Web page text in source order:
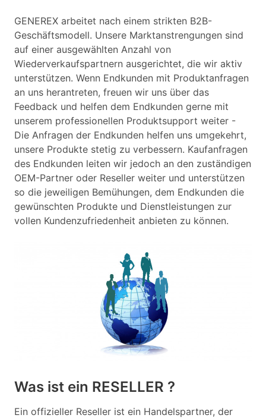
GENEREX arbeitet nach einem strikten B2B-
Geschäftsmodell. Unsere Marktanstrengungen sind
auf einer ausgewählten Anzahl von
Wiederverkaufspartnern ausgerichtet, die wir aktiv
unterstützen. Wenn Endkunden mit Produktanfragen
an uns herantreten, freuen wir uns über das
Feedback und helfen dem Endkunden gerne mit
unserem professionellen Produktsupport weiter -
Die Anfragen der Endkunden helfen uns umgekehrt,
unsere Produkte stetig zu verbessern. Kaufanfragen
des Endkunden leiten wir jedoch an den zuständigen
OEM-Partner oder Reseller weiter und unterstützen
so die jeweiligen Bemühungen, dem Endkunden die
gewünschten Produkte und Dienstleistungen zur
vollen Kundenzufriedenheit anbieten zu können.
Was ist ein RESELLER ?
Ein offizieller Reseller ist ein Handelspartner, der